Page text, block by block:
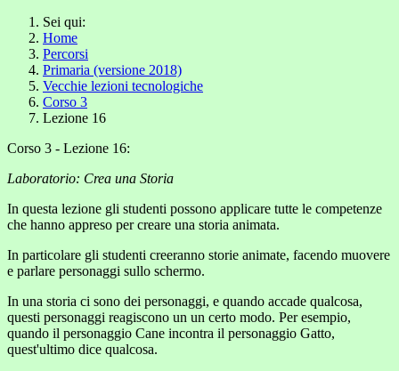
Sei qui:
Home
Percorsi
Primaria (versione 2018)
Vecchie lezioni tecnologiche
Corso 3
Lezione 16
Corso 3 - Lezione 16:
Laboratorio: Crea una Storia
In questa lezione gli studenti possono applicare tutte le competenze
che hanno appreso per creare una storia animata.
In particolare gli studenti creeranno storie animate, facendo muovere
e parlare personaggi sullo schermo.
In una storia ci sono dei personaggi, e quando accade qualcosa,
questi personaggi reagiscono un un certo modo. Per esempio,
quando il personaggio Cane incontra il personaggio Gatto,
quest'ultimo dice qualcosa.